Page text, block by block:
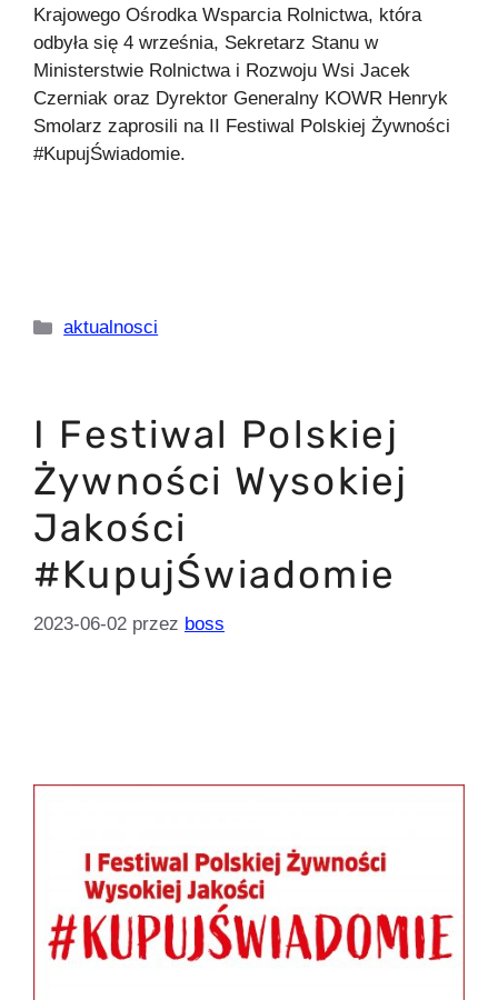
Krajowego Ośrodka Wsparcia Rolnictwa, która
odbyła się 4 września, Sekretarz Stanu w
Ministerstwie Rolnictwa i Rozwoju Wsi Jacek
Czerniak oraz Dyrektor Generalny KOWR Henryk
Smolarz zaprosili na II Festiwal Polskiej Żywności
#KupujŚwiadomie.
Kategorie
aktualnosci
I Festiwal Polskiej
Żywności Wysokiej
Jakości
#KupujŚwiadomie
2023-06-02 przez boss